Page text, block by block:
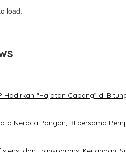
load.
Hadirkan “Hajatan Cabang” di
Neraca Pangan, BI bersama